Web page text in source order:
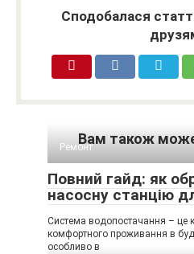
Сподобалася
Вам також може
Ремонт
Повний гайд: як
насосну станцію
Система водопостачання – це
комфортного проживання в
особливо в